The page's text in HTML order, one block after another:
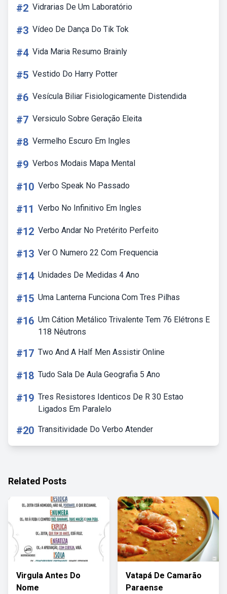
#2 Vidrarias De Um Laboratório
#3 Vídeo De Dança Do Tik Tok
#4 Vida Maria Resumo Brainly
#5 Vestido Do Harry Potter
#6 Vesícula Biliar Fisiologicamente Distendida
#7 Versiculo Sobre Geração Eleita
#8 Vermelho Escuro Em Ingles
#9 Verbos Modais Mapa Mental
#10 Verbo Speak No Passado
#11 Verbo No Infinitivo Em Ingles
#12 Verbo Andar No Pretérito Perfeito
#13 Ver O Numero 22 Com Frequencia
#14 Unidades De Medidas 4 Ano
#15 Uma Lanterna Funciona Com Tres Pilhas
#16 Um Cátion Metálico Trivalente Tem 76 Elétrons E
118 Nêutrons
#17 Two And A Half Men Assistir Online
#18 Tudo Sala De Aula Geografia 5 Ano
#19 Tres Resistores Identicos De R 30 Estao
Ligados Em Paralelo
#20 Transitividade Do Verbo Atender
Related Posts
Virgula Antes Do
Nome
Vatapá De Camarão
Paraense